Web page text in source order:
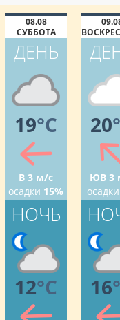
08.08
СУББОТА
ДЕНЬ
19°C
В 3 м/с
осадки 15%
НОЧЬ
12°C
20
ЮВ 3
осадки
16